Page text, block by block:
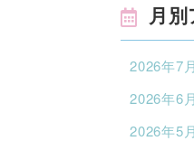
月
2026年7月
2026年6月
2026年5月